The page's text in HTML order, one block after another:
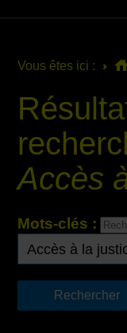
Vous êtes ici :
Accès
Mots-clés :